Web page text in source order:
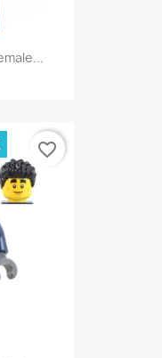
favorite_border